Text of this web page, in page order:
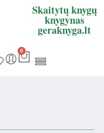
Skaitytų knygų
knygynas
geraknyga.lt
0